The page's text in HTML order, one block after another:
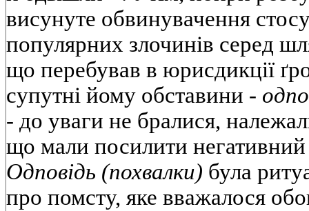
висунуте обвинувачення
популярних злочинів серед
що перебував в юрисдикції
супутні йому обставини -
- до уваги не бралися,
що мали посилити
Одповідь (похвалки) була
про помсту, яке вважалося